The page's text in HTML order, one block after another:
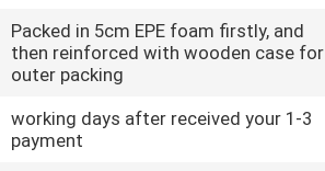
Packed in 5cm EPE foam firstly, and
then reinforced with wooden case for
outer packing
1-3 working days after received your
payment